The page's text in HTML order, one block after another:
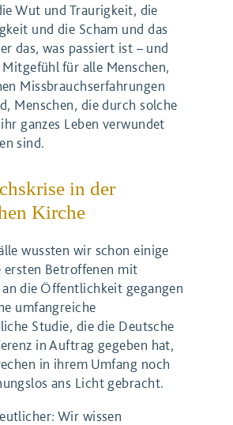
Wut und Traurigkeit, die
und die Scham und das
das, was passiert ist – und
für alle Menschen,
Missbrauchserfahrungen
Menschen, die durch solche
ganzes Leben verwundet
sind.
in der
Kirche
wussten wir schon einige
ersten Betroffenen mit
die Öffentlichkeit gegangen
umfangreiche
Studie, die die Deutsche
in Auftrag gegeben hat,
in ihrem Umfang noch
ans Licht gebracht.
Wir wissen